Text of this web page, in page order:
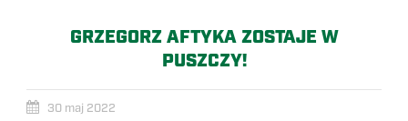
GRZEGORZ AFTYKA ZOSTAJE W
PUSZCZY!
30 maj 2022